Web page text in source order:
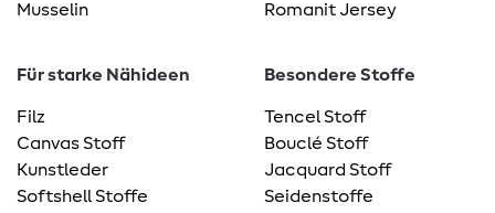
Musselin
Romanit Jersey
Für starke Nähideen
Filz
Canvas Stoff
Kunstleder
Softshell Stoffe
Besondere Stoffe
Tencel Stoff
Bouclé Stoff
Jacquard Stoff
Seidenstoffe